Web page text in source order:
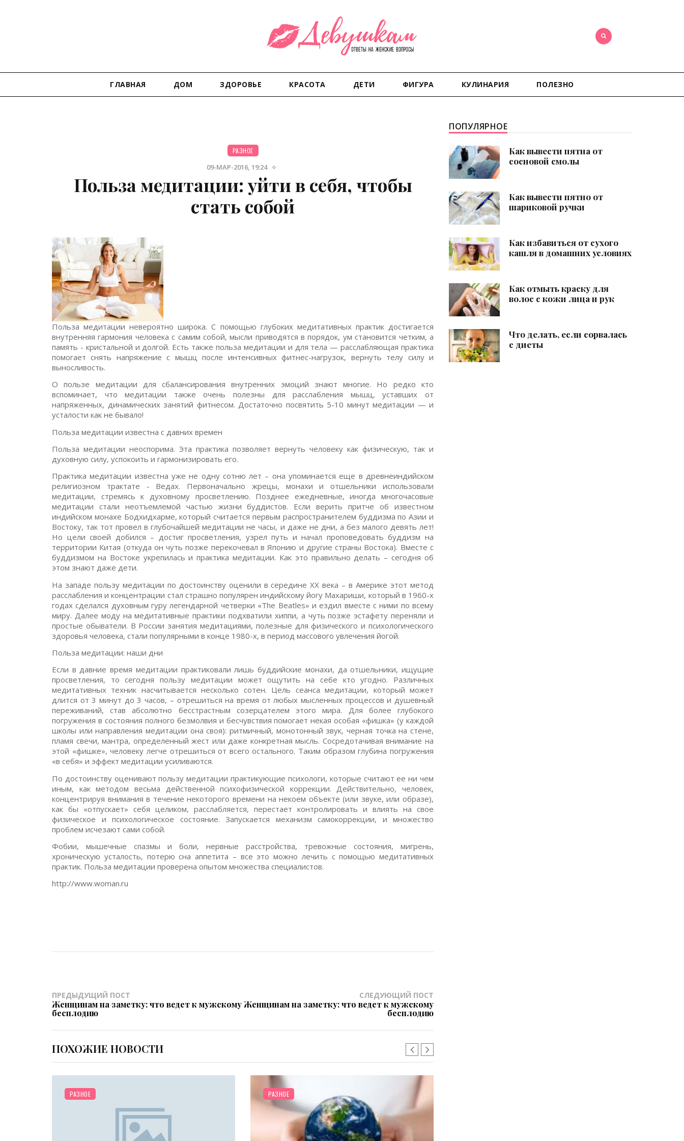
ГЛАВНАЯ ДОМ ЗДОРОВЬЕ КРАСОТА ДЕТИ ФИГУРА КУЛИНАРИЯ ПОЛЕЗНО
РАЗНОЕ
09-МАР-2016, 19:24
Польза медитации: уйти в себя, чтобы
стать собой
Польза медитации невероятно широка. С помощью глубоких медитативных практик достигается
внутренняя гармония человека с самим собой, мысли приводятся в порядок, ум становится четким, а
память - кристальной и долгой. Есть также польза медитации и для тела — расслабляющая практика
помогает снять напряжение с мышц после интенсивных фитнес-нагрузок, вернуть телу силу и
выносливость.
О пользе медитации для сбалансирования внутренних эмоций знают многие. Но редко кто
вспоминает, что медитации также очень полезны для расслабления мышц, уставших от
напряженных, динамических занятий фитнесом. Достаточно посвятить 5-10 минут медитации — и
усталости как не бывало!
Польза медитации известна с давних времен
Польза медитации неоспорима. Эта практика позволяет вернуть человеку как физическую, так и
духовную силу, успокоить и гармонизировать его.
Практика медитации известна уже не одну сотню лет – она упоминается еще в древнеиндийском
религиозном трактате - Ведах. Первоначально жрецы, монахи и отшельники использовали
медитации, стремясь к духовному просветлению. Позднее ежедневные, иногда многочасовые
медитации стали неотъемлемой частью жизни буддистов. Если верить притче об известном
индийском монахе Бодхидхарме, который считается первым распространителем буддизма по Азии и
Востоку, так тот провел в глубочайшей медитации не часы, и даже не дни, а без малого девять лет!
Но цели своей добился – достиг просветления, узрел путь и начал проповедовать буддизм на
территории Китая (откуда он чуть позже перекочевал в Японию и другие страны Востока). Вместе с
буддизмом на Востоке укрепилась и практика медитации. Как это правильно делать – сегодня об
этом знают даже дети.
На западе пользу медитации по достоинству оценили в середине XX века – в Америке этот метод
расслабления и концентрации стал страшно популярен индийскому йогу Махариши, который в 1960-х
годах сделался духовным гуру легендарной четверки «The Beatles» и ездил вместе с ними по всему
миру. Далее моду на медитативные практики подхватили хиппи, а чуть позже эстафету переняли и
простые обыватели. В России занятия медитациями, полезные для физического и психологического
здоровья человека, стали популярными в конце 1980-х, в период массового увлечения йогой.
Польза медитации: наши дни
Если в давние время медитации практиковали лишь буддийские монахи, да отшельники, ищущие
просветления, то сегодня пользу медитации может ощутить на себе кто угодно. Различных
медитативных техник насчитывается несколько сотен. Цель сеанса медитации, который может
длится от 3 минут до 3 часов, – отрешиться на время от любых мысленных процессов и душевный
переживаний, став абсолютно бесстрастным созерцателем этого мира. Для более глубокого
погружения в состояния полного безмолвия и бесчувствия помогает некая особая «фишка» (у каждой
школы или направления медитации она своя): ритмичный, монотонный звук, черная точка на стене,
пламя свечи, мантра, определенный жест или даже конкретная мысль. Сосредотачивая внимание на
этой «фишке», человеку легче отрешиться от всего остального. Таким образом глубина погружения
«в себя» и эффект медитации усиливаются.
По достоинству оценивают пользу медитации практикующие психологи, которые считают ее ни чем
иным, как методом весьма действенной психофизической коррекции. Действительно, человек,
концентрируя внимания в течение некоторого времени на некоем объекте (или звуке, или образе),
как бы «отпускает» себя целиком, расслабляется, перестает контролировать и влиять на свое
физическое и психологическое состояние. Запускается механизм самокоррекции, и множество
проблем исчезают сами собой.
Фобии, мышечные спазмы и боли, нервные расстройства, тревожные состояния, мигрень,
хроническую усталость, потерю сна аппетита – все это можно лечить с помощью медитативных
практик. Польза медитации проверена опытом множества специалистов.
http://www.woman.ru
ПРЕДЫДУЩИЙ ПОСТ
Женщинам на заметку: что ведет к мужскому
бесплодию
СЛЕДУЮЩИЙ ПОСТ
Женщинам на заметку: что ведет к мужскому
бесплодию
ПОХОЖИЕ НОВОСТИ
РАЗНОЕ РАЗНОЕ
ПОПУЛЯРНОЕ
Как вывести пятна от
сосновой смолы
Как вывести пятно от
шариковой ручки
Как избавиться от сухого
кашля в домашних условиях
Как отмыть краску для
волос с кожи лица и рук
Что делать, если сорвалась
с диеты